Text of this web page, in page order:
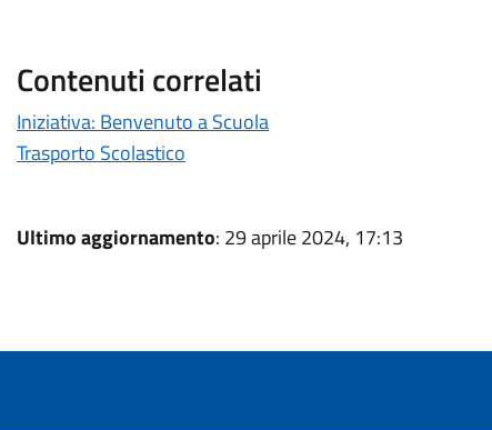
Contenuti correlati
Iniziativa: Benvenuto a Scuola
Trasporto Scolastico
Ultimo aggiornamento: 29 aprile 2024, 17:13